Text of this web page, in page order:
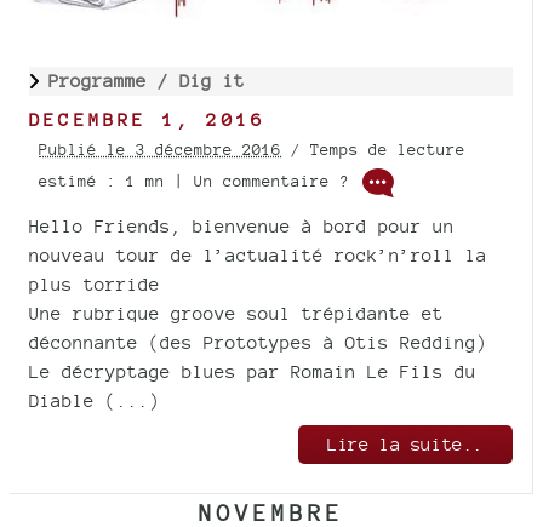
Programme / Dig it
DECEMBRE 1, 2016
Publié le 3 décembre 2016 / Temps de lecture
estimé : 1 mn | Un commentaire ?
Hello Friends, bienvenue à bord pour un
nouveau tour de l’actualité rock’n’roll la
plus torride
Une rubrique groove soul trépidante et
déconnante (des Prototypes à Otis Redding)
Le décryptage blues par Romain Le Fils du
Diable (...)
Lire la suite..
NOVEMBRE